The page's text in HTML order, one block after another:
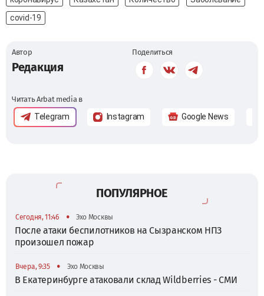
covid-19
Автор
Редакция
Поделиться
Читать Arbat media в
Telegram Instagram Google News
ПОПУЛЯРНОЕ
Сегодня, 11:46 • Эхо Москвы
После атаки беспилотников на Сызранском НПЗ
произошел пожар
Вчера, 9:35 • Эхо Москвы
В Екатеринбурге атаковали склад Wildberries - СМИ